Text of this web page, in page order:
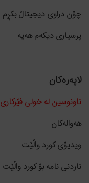
چۆن دراوی دیجیتاڵ بکڕم
پرسیاری دیکەم هەیە
لاپەرەکان
ناونوسین لە خولی فێرکاری
هەوالەکان
ویدیۆی کورد واڵێت
ناردنی نامە بۆ کورد واڵێت